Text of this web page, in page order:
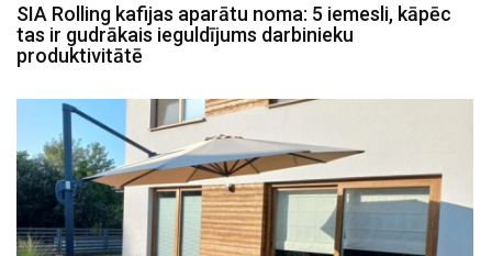
SIA Rolling kafijas aparātu noma: 5 iemesli, kāpēc
tas ir gudrākais ieguldījums darbinieku
produktivitātē